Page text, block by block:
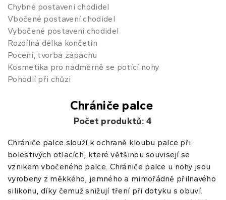
Chybné postavení chodidel
Vbočené postavení chodidel
Vybočené postavení chodidel
Rozdílná délka končetin
Pocení, tvorba zápachu
Kosmetika pro nadměrně se potící nohy
Pohodlí při chůzi
Chrániče palce
Počet produktů: 4
Chrániče palce slouží k ochraně kloubu palce při
bolestivých otlacích, které většinou souvisejí se
vznikem vbočeného palce. Chrániče palce u nohy jsou
vyrobeny z měkkého, jemného a mimořádně přilnavého
silikonu, díky čemuž snižují tření při dotyku s obuví.